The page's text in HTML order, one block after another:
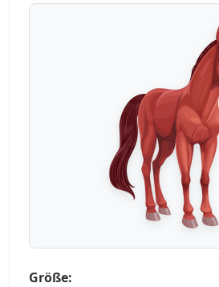
Größe: